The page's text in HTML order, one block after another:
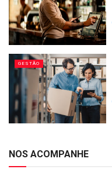
GESTÃO
NOS ACOMPANHE